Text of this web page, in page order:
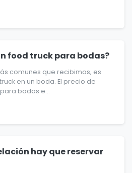
food truck para bodas?
comunes que recibimos, es
en un boda. El precio de
bodas e...
hay que reservar